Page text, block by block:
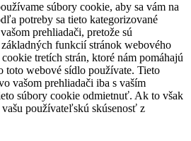
súbory cookie, aby sa vám na
potreby sa tieto kategorizované
prehliadači, pretože sú
funkcií stránok webového
tretích strán, ktoré nám pomáhajú
webové sídlo používate. Tieto
vašom prehliadači iba s vaším
súbory cookie odmietnuť. Ak to však
používateľskú skúsenosť z